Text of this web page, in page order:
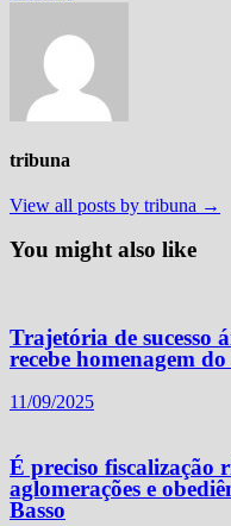
tribuna
View all posts by tribuna →
You might also like
Trajetória de sucesso
recebe homenagem
11/09/2025
É preciso fiscalização
aglomerações e
Basso